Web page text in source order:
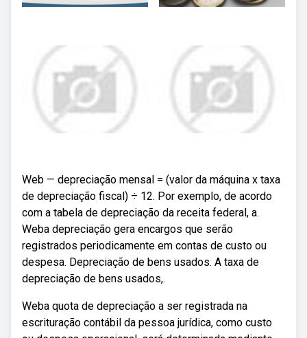
Web — depreciação mensal = (valor da máquina x taxa
de depreciação fiscal) ÷ 12. Por exemplo, de acordo
com a tabela de depreciação da receita federal, a.
Weba depreciação gera encargos que serão
registrados periodicamente em contas de custo ou
despesa. Depreciação de bens usados. A taxa de
depreciação de bens usados,.
Weba quota de depreciação a ser registrada na
escrituração contábil da pessoa jurídica, como custo